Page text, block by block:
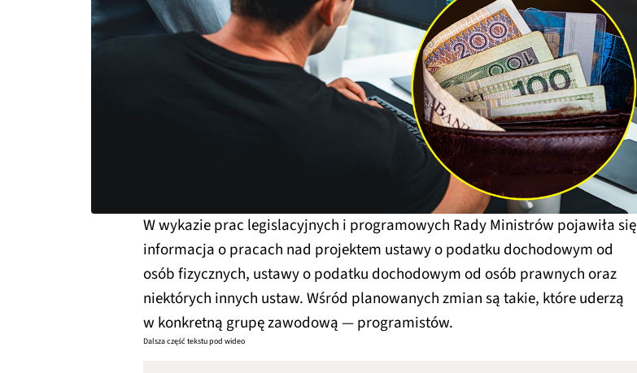
W wykazie prac legislacyjnych i programowych Rady Ministrów pojawiła się
informacja o pracach nad projektem ustawy o podatku dochodowym od
osób fizycznych, ustawy o podatku dochodowym od osób prawnych oraz
niektórych innych ustaw. Wśród planowanych zmian są takie, które uderzą
w konkretną grupę zawodową — programistów.
Dalsza część tekstu pod wideo